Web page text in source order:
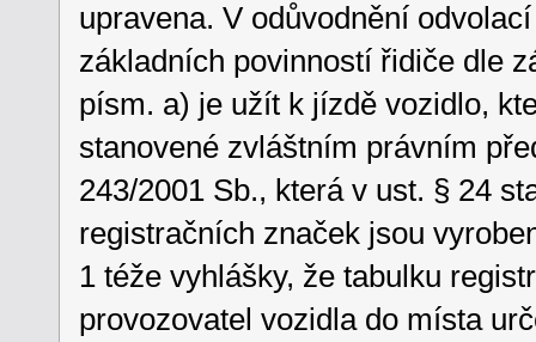
upravena. V odůvodnění
základních povinností řidiče dle
písm. a) je užít k jízdě vozidlo,
stanovené zvláštním právním
243/2001 Sb., která v ust. § 24
registračních značek jsou
1 téže vyhlášky, že tabulku
provozovatel vozidla do místa